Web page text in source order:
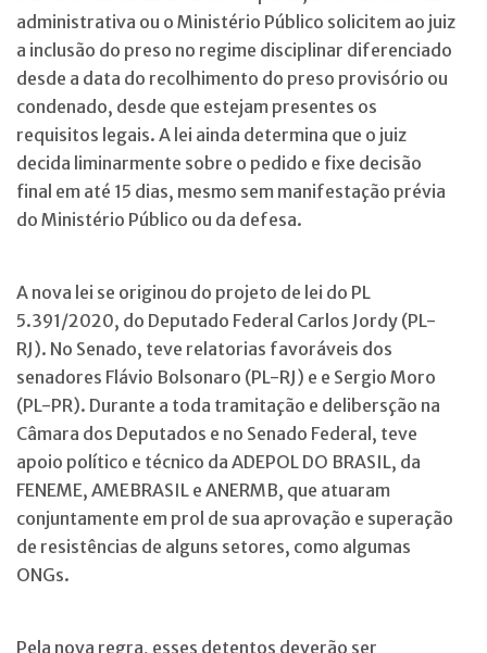
administrativa ou o Ministério Público solicitem ao juiz
a inclusão do preso no regime disciplinar diferenciado
desde a data do recolhimento do preso provisório ou
condenado, desde que estejam presentes os
requisitos legais. A lei ainda determina que o juiz
decida liminarmente sobre o pedido e fixe decisão
final em até 15 dias, mesmo sem manifestação prévia
do Ministério Público ou da defesa.
A nova lei se originou do projeto de lei do PL
5.391/2020, do Deputado Federal Carlos Jordy (PL-
RJ). No Senado, teve relatorias favoráveis dos
senadores Flávio Bolsonaro (PL-RJ) e e Sergio Moro
(PL-PR). Durante a toda tramitação e delibersção na
Câmara dos Deputados e no Senado Federal, teve
apoio político e técnico da ADEPOL DO BRASIL, da
FENEME, AMEBRASIL e ANERMB, que atuaram
conjuntamente em prol de sua aprovação e superação
de resistências de alguns setores, como algumas
ONGs.
Pela nova regra, esses detentos deverão ser